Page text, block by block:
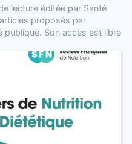
lecture éditée par Santé
proposés par
publique. Son accès est libre